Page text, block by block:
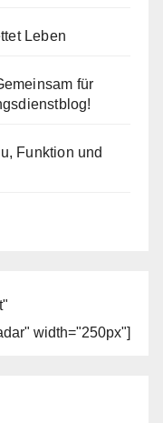
Leben
für
Funktion und
width="250px"]